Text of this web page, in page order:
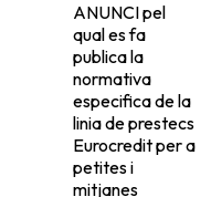
ANUNCI pel
qual es fa
publica la
normativa
especifica de la
linia de prestecs
Eurocredit per a
petites i
mitjanes